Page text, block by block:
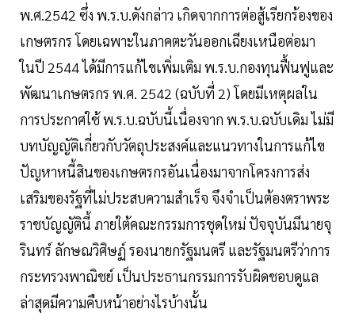
พ.ศ.2542 ซึ่ง พ.ร.บ.ดังกล่าว เกิดจากการต่อสู้เรียกร้องของ
เกษตรกร โดยเฉพาะในภาคตะวันออกเฉียงเหนือต่อมา
ในปี 2544 ได้มีการแก้ไขเพิ่มเติม พ.ร.บ.กองทุนฟื้นฟูและ
พัฒนาเกษตรกร พ.ศ. 2542 (ฉบับที่ 2) โดยมีเหตุผลใน
การประกาศใช้ พ.ร.บ.ฉบับนี้เนื่องจาก พ.ร.บ.ฉบับเดิม ไม่มี
บทบัญญัติเกี่ยวกับวัตถุประสงค์และแนวทางในการแก้ไข
ปัญหาหนี้สินของเกษตรกรอันเนื่องมาจากโครงการส่ง
เสริมของรัฐที่ไม่ประสบความสำเร็จ จึงจำเป็นต้องตราพระ
ราชบัญญัตินี้ ภายใต้คณะกรรมการชุดใหม่ ปัจจุบันมีนายจุ
รินทร์ ลักษณวิศิษฏ์ รองนายกรัฐมนตรี และรัฐมนตรีว่าการ
กระทรวงพาณิชย์ เป็นประธานกรรมการรับผิดชอบดูแล
ล่าสุดมีความคืบหน้าอย่างไรบ้างนั้น